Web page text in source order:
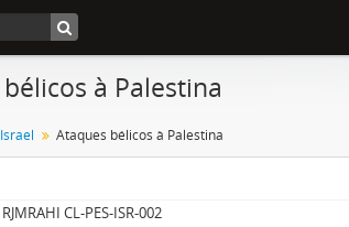
à Palestina
Israel Ataques bélicos à Palestina
RJMRAHI CL-PES-ISR-002